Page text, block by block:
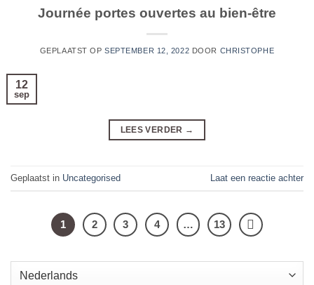
Journée portes ouvertes au bien-être
GEPLAATST OPSEPTEMBER 12, 2022 DOOR CHRISTOPHE
12
sep
LEES VERDER →
Geplaatst in Uncategorised Laat een reactie achter
1 2 3 4 … 13